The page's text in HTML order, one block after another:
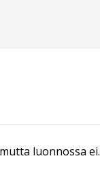
luonnossa ei.